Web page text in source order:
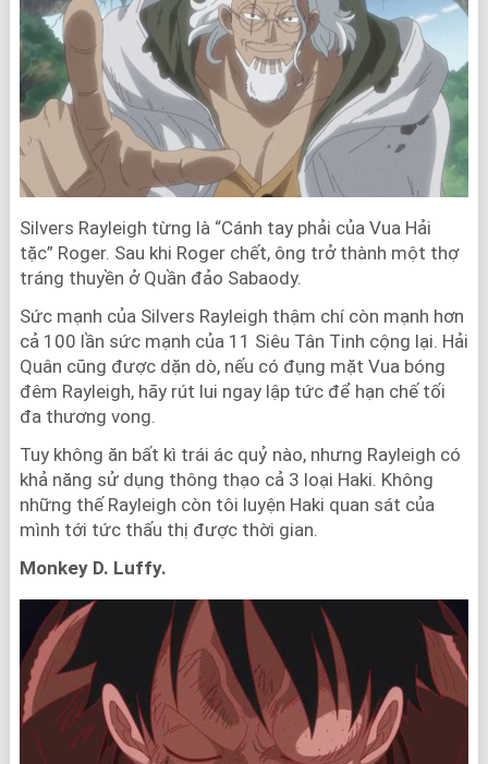
Silvers Rayleigh từng là “Cánh tay phải của Vua Hải
tặc” Roger. Sau khi Roger chết, ông trở thành một thợ
tráng thuyền ở Quần đảo Sabaody.
Sức mạnh của Silvers Rayleigh thậm chí còn mạnh hơn
cả 100 lần sức mạnh của 11 Siêu Tân Tinh cộng lại. Hải
Quân cũng được dặn dò, nếu có đụng mặt Vua bóng
đêm Rayleigh, hãy rút lui ngay lập tức để hạn chế tối
đa thương vong.
Tuy không ăn bất kì trái ác quỷ nào, nhưng Rayleigh có
khả năng sử dụng thông thạo cả 3 loại Haki. Không
những thế Rayleigh còn tôi luyện Haki quan sát của
mình tới tức thấu thị được thời gian.
Monkey D. Luffy.